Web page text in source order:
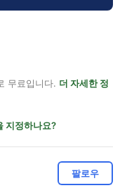
무료입니다. 더 자세한 정
지정하나요?
팔로우